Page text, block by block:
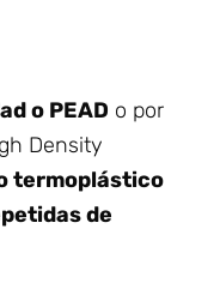
o PEAD o por
Density
termoplástico
de